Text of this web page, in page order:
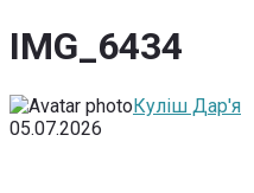
IMG_6434
Куліш Дар'я
05.07.2026